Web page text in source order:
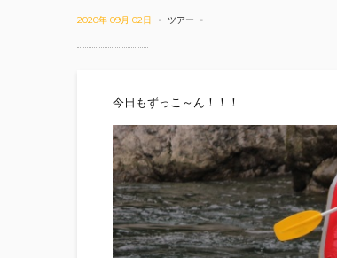
2020年 09月 02日 ツアー
今日もずっこ～ん！！！